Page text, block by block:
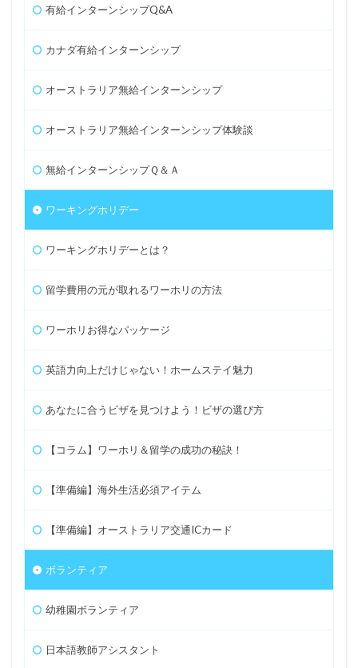
有給インターンシップQ&A
カナダ有給インターンシップ
オーストラリア無給インターンシップ
オーストラリア無給インターンシップ体験談
無給インターンシップＱ＆Ａ
ワーキングホリデー
ワーキングホリデーとは？
留学費用の元が取れるワーホリの方法
ワーホリお得なパッケージ
英語力向上だけじゃない！ホームステイ魅力
あなたに合うビザを見つけよう！ビザの選び方
【コラム】ワーホリ＆留学の成功の秘訣！
【準備編】海外生活必須アイテム
【準備編】オーストラリア交通ICカード
ボランティア
幼稚園ボランティア
日本語教師アシスタント